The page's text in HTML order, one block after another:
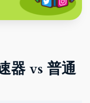
器 vs 普通